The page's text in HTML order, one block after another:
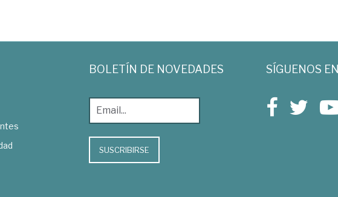
BOLETÍN DE NOVEDADES
SUSCRIBIRSE
SÍGUENOS EN